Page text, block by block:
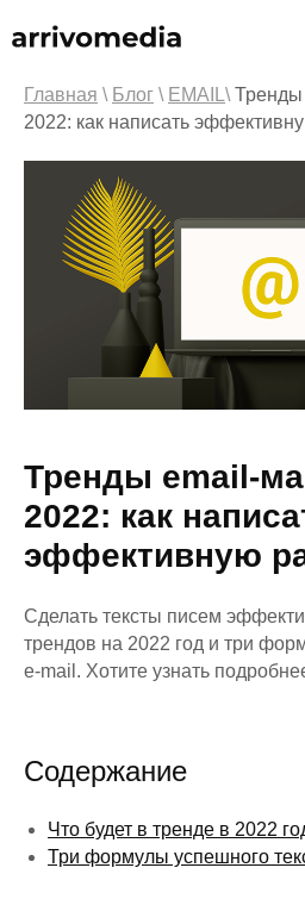
Главная \ Блог \ EMAIL \ Тренды
2022: как написать
Тренды email-
2022: как
эффективную
Сделать тексты писем
трендов на 2022 год и три
e-mail. Хотите узнать
Содержание
Что будет в тренде в 2022
Три формулы успешного